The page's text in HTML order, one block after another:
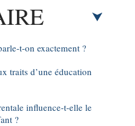
t-on exactement ?
traits d’une éducation
influence-t-elle le
?